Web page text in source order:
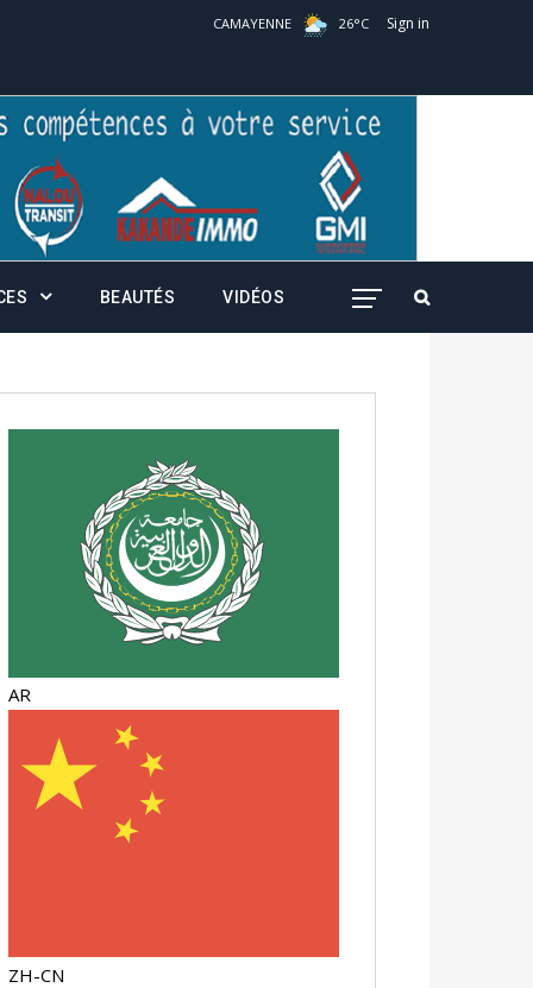
CAMAYENNE 26°C Sign in
BEAUTÉS VIDÉOS
AR
ZH-CN